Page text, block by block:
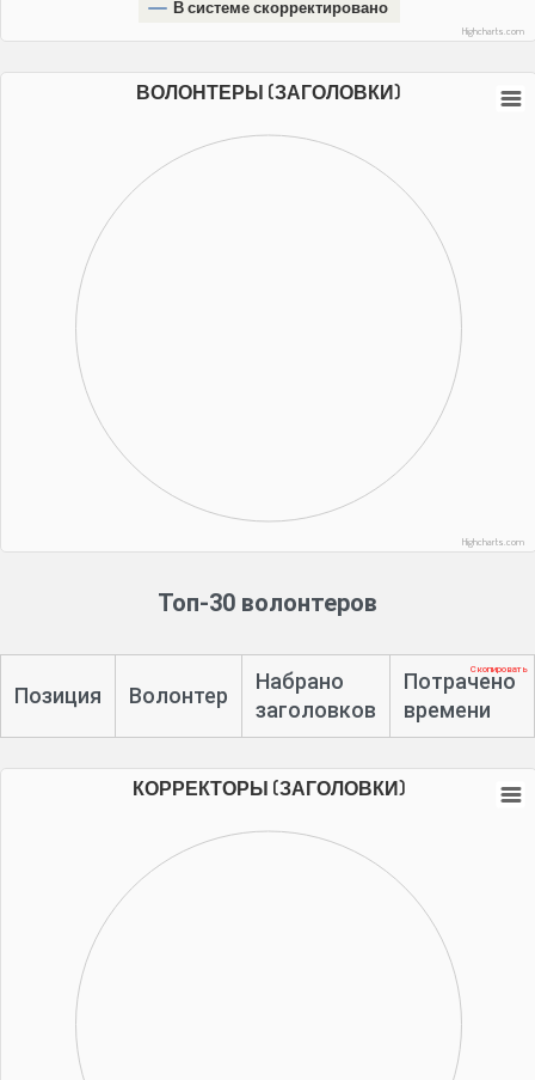
В системе скорректировано
Highcharts.com
ВОЛОНТЕРЫ (ЗАГОЛОВКИ)
Highcharts.com
Топ-30 волонтеров
Позиция Волонтер
Набрано
заголовков
Потрачено
времени
Скопировать
КОРРЕКТОРЫ (ЗАГОЛОВКИ)